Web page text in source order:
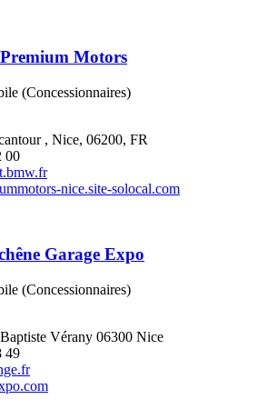
Motors
(Concessionnaires)
, Nice, 06200, FR
00
nice.site-solocal.com
Garage Expo
(Concessionnaires)
Vérany 06300 Nice
49